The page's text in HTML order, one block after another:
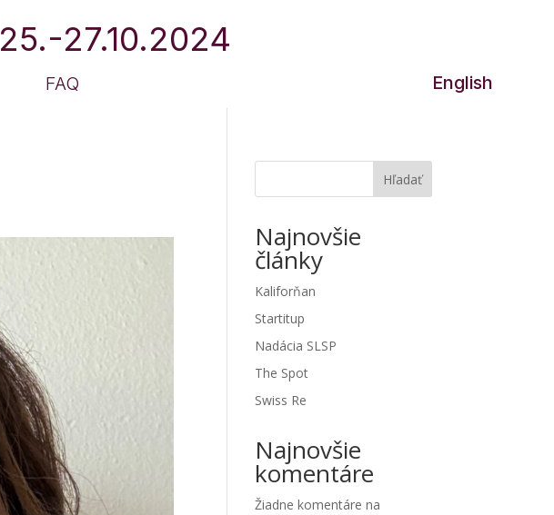
25.-27.10.2024
FAQ English
Hľadať
Najnovšie
články
Kaliforňan
Startitup
Nadácia SLSP
The Spot
Swiss Re
Najnovšie
komentáre
Žiadne komentáre na